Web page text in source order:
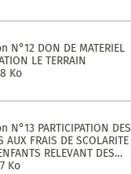
FRANCE
N°12 DON DE MATERIEL
LE TERRAIN
Ko
PARTICIPATION DES
AUX FRAIS DE SCOLARITE
RELEVANT DES
ULISS ET DAR
Ko